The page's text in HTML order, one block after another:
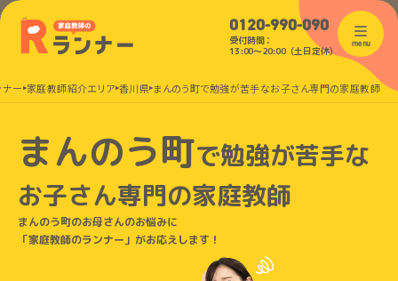
0120-990-090
受付時間：
13:00〜20:00（土日定休）
menu
ー 家庭教師紹介エリア 香川県 まんのう町で勉強が苦手なお子さん専門の家庭教師
まんのう町で勉強が苦手な
お子さん専門の家庭教師
まんのう町のお母さんのお悩みに
「家庭教師のランナー」がお応えします！